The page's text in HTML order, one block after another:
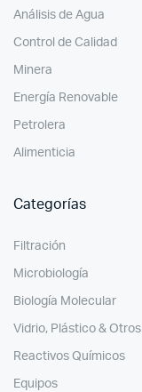
Análisis de Agua
Control de Calidad
Minera
Energía Renovable
Petrolera
Alimenticia
Categorías
Filtración
Microbiología
Biología Molecular
Vidrio, Plástico & Otros
Reactivos Químicos
Equipos